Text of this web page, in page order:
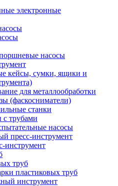
электронные
насосы
кейсы, сумки, ящики и
для металлообработки
(фаскосниматели)
станки
с трубами
насосы
пресс-инструмент
инструмент
труб
пластиковых труб
инструмент